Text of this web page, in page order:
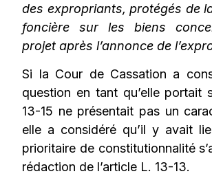
des expropriants, protégés de
foncière sur les biens
projet après l’annonce de
Si la Cour de Cassation a
question en tant qu’elle portait
13-15 ne présentait pas un
elle a considéré qu’il y avait
prioritaire de constitutionnalité
rédaction de l’article L. 13-13.